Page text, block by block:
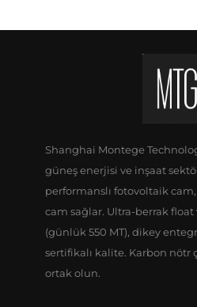
Shanghai Montege
güneş enerjisi ve inşaat
performanslı fotovoltaik
cam sağlar. Ultra-berrak float
(günlük 550 MT), dikey
sertifikalı kalite. Karbon nötr
ortak olun.